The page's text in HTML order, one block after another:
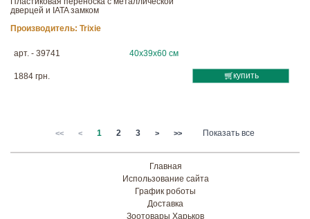
дверцей и IATA замком
Производитель: Trixie
арт. - 39741 40х39х60 см
1884 грн. купить
<< < 1 2 3 > >> Показать все
Главная
Использование сайта
График роботы
Доставка
Зоотовары Харьков